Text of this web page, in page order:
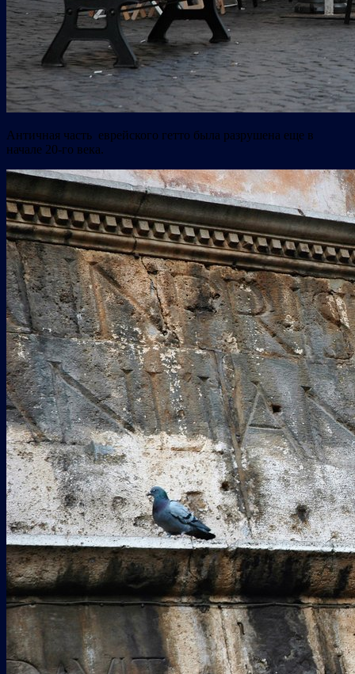
Античная часть еврейского гетто была разрушена еще в
начале 20-го века.